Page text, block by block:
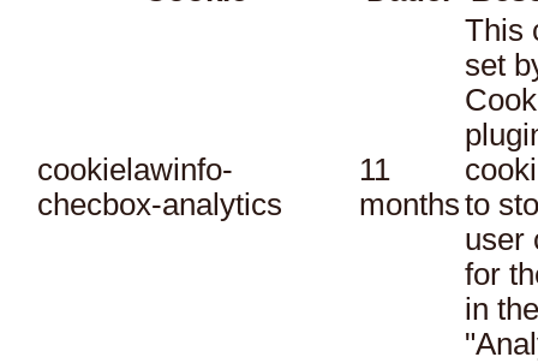
cookielawinfo-
checbox-analytics
11
months
This
set
to
user
for
in